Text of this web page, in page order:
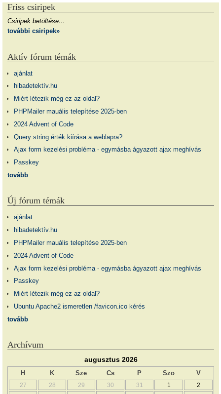
Friss csiripek
Csiripek betöltése…
további csiripek»
Aktív fórum témák
ajánlat
hibadetektív.hu
Miért létezik még ez az oldal?
PHPMailer mauális telepítése 2025-ben
2024 Advent of Code
Query string érték kiírása a weblapra?
Ajax form kezelési probléma - egymásba ágyazott ajax meghívás
Passkey
tovább
Új fórum témák
ajánlat
hibadetektív.hu
PHPMailer mauális telepítése 2025-ben
2024 Advent of Code
Ajax form kezelési probléma - egymásba ágyazott ajax meghívás
Passkey
Miért létezik még ez az oldal?
Ubuntu Apache2 ismeretlen /favicon.ico kérés
tovább
Archívum
augusztus 2026
H K Sze Cs P Szo V
27 28 29 30 31 1
2